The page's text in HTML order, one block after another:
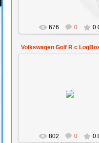
676 0
Volkswagen Golf R с
802 0